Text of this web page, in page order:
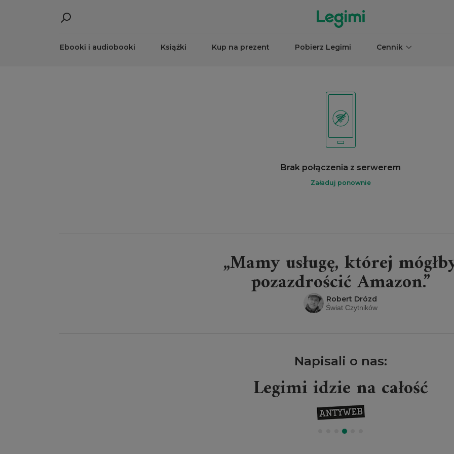
Ebooki i audiobooki Książki Kup na prezent Pobierz Legimi Cennik
Brak połączenia z serwerem
Załaduj ponownie
„Mamy usługę, której
pozazdrościć Amazon.”
Robert Drózd
Świat Czytników
Napisali o nas:
Legimi idzie na całość